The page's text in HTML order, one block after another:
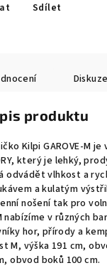
Sdílet
Diskuze
produktu
Kilpi GAROVE-M
který je lehký,
odvádět vlhkost a
a kulatým
nošení tak pro
nabízíme v různých
hor, přírody a
M, výška 191 cm,
obvod boků 100 cm.